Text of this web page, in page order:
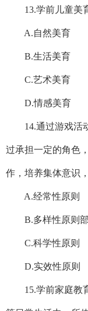
13.学前儿童美育
A.自然美育
B.生活美育
C.艺术美育
D.情感美育
14.通过游戏活动
过承担一定的角色
作，培养集体意识
A.经常性原则
B.多样性原则
C.科学性原则
D.实效性原则
15.学前家庭教育